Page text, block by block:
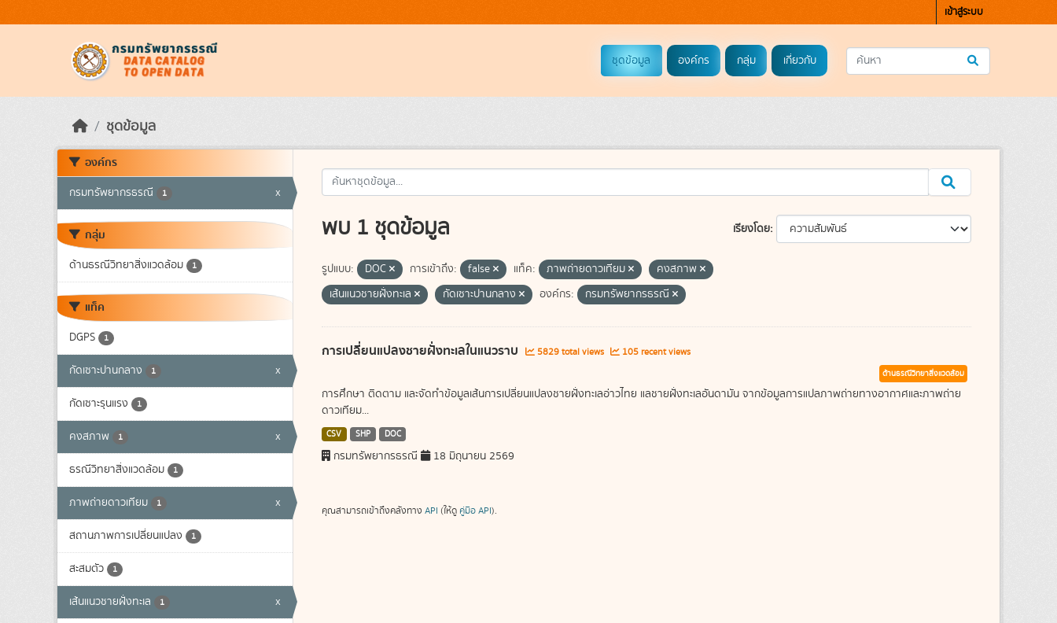
เข้าสู่ระบบ
ชุดข้อมูล องค์กร กลุ่ม เกี่ยวกับ
ชุดข้อมูล
องค์กร
กรมทรัพยากรธรณี 1 x
กลุ่ม
ด้านธรณีวิทยาสิ่งแวดล้อม 1
แท็ค
DGPS 1
กัดเซาะปานกลาง 1 x
กัดเซาะรุนแรง 1
คงสภาพ 1 x
ธรณีวิทยาสิ่งแวดล้อม 1
ภาพถ่ายดาวเทียม 1 x
สถานภาพการเปลี่ยนแปลง 1
สะสมตัว 1
เส้นแนวชายฝั่งทะเล 1 x
เรียงโดย
พบ 1 ชุดข้อมูล
รูปแบบ: DOC การเข้าถึง: false แท็ค: ภาพถ่ายดาวเทียม
คงสภาพ
เส้นแนวชายฝั่งทะเล
กัดเซาะปานกลาง องค์กร: กรมทรัพยากรธรณี
การเปลี่ยนแปลงชายฝั่งทะเลในแนวราบ 5829 total views 105 recent views
ด้านธรณีวิทยาสิ่งแวดล้อม
การศึกษา ติดตาม และจัดทำข้อมูลเส้นการเปลี่ยนแปลงชายฝั่งทะเลอ่าวไทย แลชายฝั่งทะเลอันดามัน จากข้อมูลการแปลภาพถ่ายทางอากาศและภาพถ่าย
ดาวเทียม...
CSV SHP DOC
กรมทรัพยากรธรณี 18 มิถุนายน 2569
คุณสามารถเข้าถึงคลังทาง API (ให้ดู คู่มือ API).